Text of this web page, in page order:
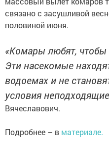
связано с засушливой
половиной июня.
«Комары любят,
Эти насекомые
водоемах и не
условия
Вячеславович.
Подробнее – в материале.